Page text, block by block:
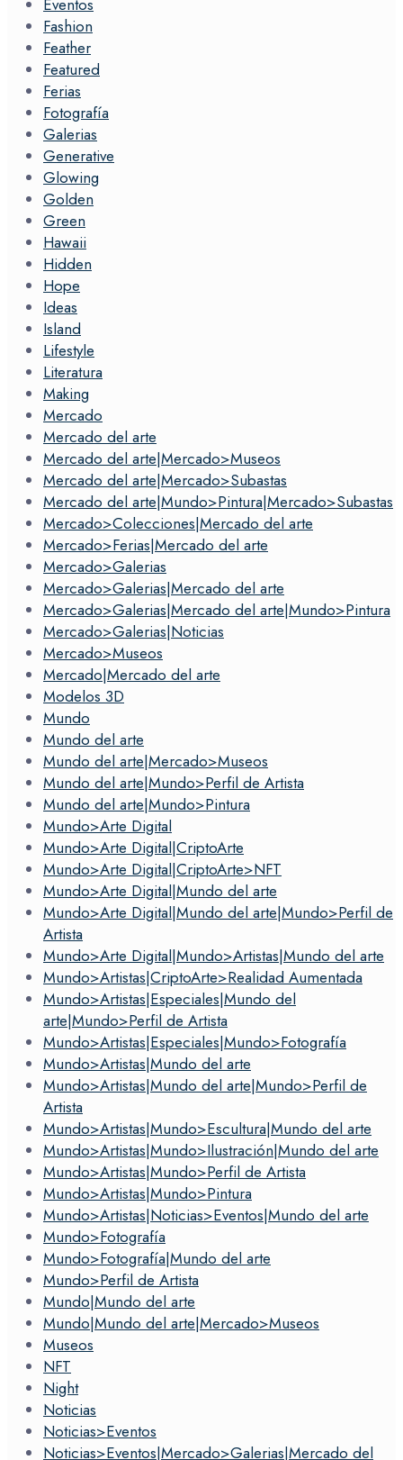
Fashion
Feather
Featured
Ferias
Fotografía
Galerias
Generative
Glowing
Golden
Green
Hawaii
Hidden
Hope
Ideas
Island
Lifestyle
Literatura
Making
Mercado
Mercado del arte
Mercado del arte|Mercado>Museos
Mercado del arte|Mercado>Subastas
Mercado del arte|Mundo>Pintura|Mercado>Subastas
Mercado>Colecciones|Mercado del arte
Mercado>Ferias|Mercado del arte
Mercado>Galerias
Mercado>Galerias|Mercado del arte
Mercado>Galerias|Mercado del arte|Mundo>Pintura
Mercado>Galerias|Noticias
Mercado>Museos
Mercado|Mercado del arte
Modelos 3D
Mundo
Mundo del arte
Mundo del arte|Mercado>Museos
Mundo del arte|Mundo>Perfil de Artista
Mundo del arte|Mundo>Pintura
Mundo>Arte Digital
Mundo>Arte Digital|CriptoArte
Mundo>Arte Digital|CriptoArte>NFT
Mundo>Arte Digital|Mundo del arte
Mundo>Arte Digital|Mundo del arte|Mundo>Perfil de
Artista
Mundo>Arte Digital|Mundo>Artistas|Mundo del arte
Mundo>Artistas|CriptoArte>Realidad Aumentada
Mundo>Artistas|Especiales|Mundo del
arte|Mundo>Perfil de Artista
Mundo>Artistas|Especiales|Mundo>Fotografía
Mundo>Artistas|Mundo del arte
Mundo>Artistas|Mundo del arte|Mundo>Perfil de
Artista
Mundo>Artistas|Mundo>Escultura|Mundo del arte
Mundo>Artistas|Mundo>Ilustración|Mundo del arte
Mundo>Artistas|Mundo>Perfil de Artista
Mundo>Artistas|Mundo>Pintura
Mundo>Artistas|Noticias>Eventos|Mundo del arte
Mundo>Fotografía
Mundo>Fotografía|Mundo del arte
Mundo>Perfil de Artista
Mundo|Mundo del arte
Mundo|Mundo del arte|Mercado>Museos
Museos
NFT
Night
Noticias
Noticias>Eventos
Noticias>Eventos|Mercado>Galerias|Mercado del